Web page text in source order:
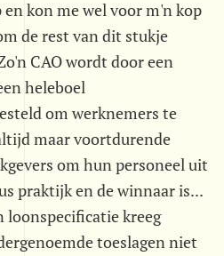
kon me wel voor m'n kop
de rest van dit stukje
CAO wordt door een
heleboel
om werknemers te
maar voortdurende
om hun personeel uit
praktijk en de winnaar is...
kreeg
toeslagen niet